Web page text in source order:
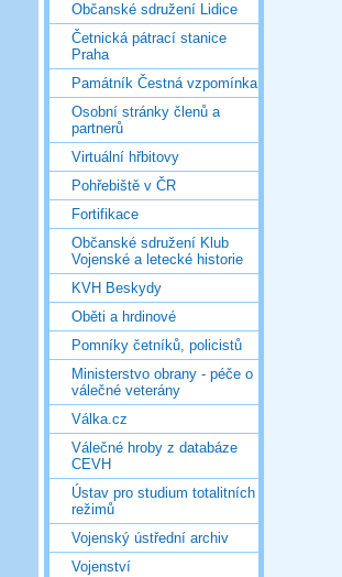
Občanské sdružení Lidice
Četnická pátrací stanice
Praha
Památník Čestná vzpomínka
Osobní stránky členů a
partnerů
Virtuální hřbitovy
Pohřebiště v ČR
Fortifikace
Občanské sdružení Klub
Vojenské a letecké historie
KVH Beskydy
Oběti a hrdinové
Pomníky četníků, policistů
Ministerstvo obrany - péče o
válečné veterány
Válka.cz
Válečné hroby z databáze
CEVH
Ústav pro studium totalitních
režimů
Vojenský ústřední archiv
Vojenství